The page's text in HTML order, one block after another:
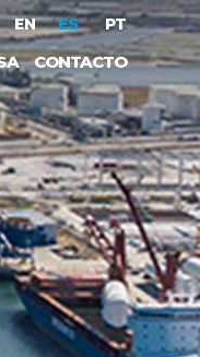
EN ES PT
CONTACTO